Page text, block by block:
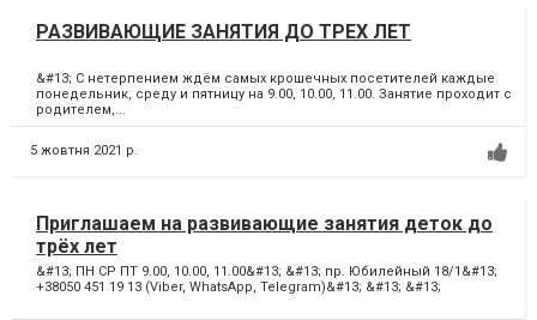
РАЗВИВАЮЩИЕ ЗАНЯТИЯ ДО ТРЕХ ЛЕТ
&#13; С нетерпением ждём самых крошечных посетителей каждые
понедельник, среду и пятницу на 9.00, 10.00, 11.00. Занятие проходит с
родителем,...
5 жовтня 2021 р.
Приглашаем на развивающие занятия деток до
трёх лет
&#13; ПН СР ПТ 9.00, 10.00, 11.00&#13; &#13; пр. Юбилейный 18/1&#13;
+38050 451 19 13 (Viber, WhatsApp, Telegram)&#13; &#13; &#13;